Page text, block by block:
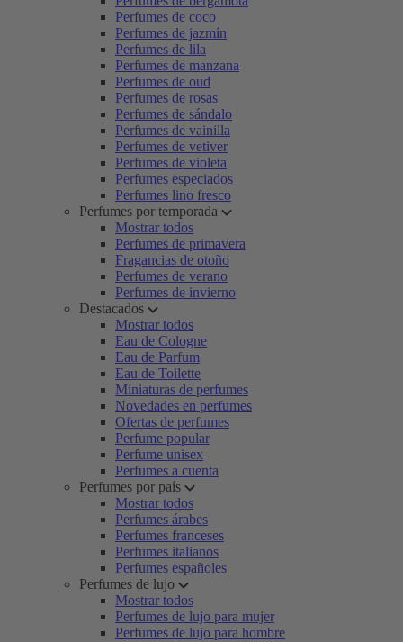
Perfumes de coco
Perfumes de jazmín
Perfumes de lila
Perfumes de manzana
Perfumes de oud
Perfumes de rosas
Perfumes de sándalo
Perfumes de vainilla
Perfumes de vetiver
Perfumes de violeta
Perfumes especiados
Perfumes lino fresco
Perfumes por temporada
Mostrar todos
Perfumes de primavera
Fragancias de otoño
Perfumes de verano
Perfumes de invierno
Destacados
Mostrar todos
Eau de Cologne
Eau de Parfum
Eau de Toilette
Miniaturas de perfumes
Novedades en perfumes
Ofertas de perfumes
Perfume popular
Perfume unisex
Perfumes a cuenta
Perfumes por país
Mostrar todos
Perfumes árabes
Perfumes franceses
Perfumes italianos
Perfumes españoles
Perfumes de lujo
Mostrar todos
Perfumes de lujo para mujer
Perfumes de lujo para hombre